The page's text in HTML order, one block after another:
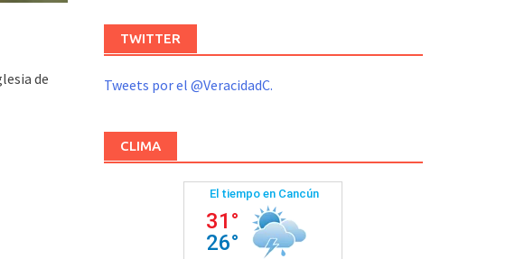
de
TWITTER
Tweets por el @VeracidadC.
CLIMA